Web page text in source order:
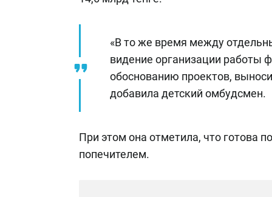
«В то же время между
видение организации работы
обоснованию проектов,
добавила детский омбудсмен.
При этом она отметила, что готова
попечителем.